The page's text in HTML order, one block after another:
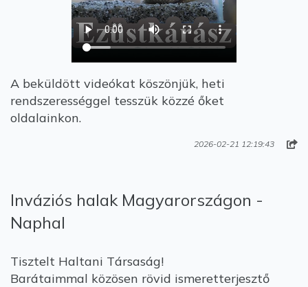
A beküldött videókat köszönjük, heti
rendszerességgel tesszük közzé őket
oldalainkon.
2026-02-21 12:19:43
Inváziós halak Magyarországon -
Naphal
Tisztelt Haltani Társaság!
Barátaimmal közösen rövid ismeretterjesztő